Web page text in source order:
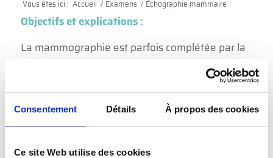
Consentement Détails À propos des cookies
Ce site Web utilise des cookies
Vous êtes ici : Accueil / Examens / Échographie mammaire
Objectifs et explications :
La mammographie est parfois complétée par la
réalisation d’une échographie mammaire en cas
de seins dits « denses » ou en cas d’anomalie
détectée en mammographie. Par ailleurs, chez
les patientes présentant un symptôme clinique
avant l’âge de 40 ans, c’est cette technique, non
irradiante, qui sera privilégiée.